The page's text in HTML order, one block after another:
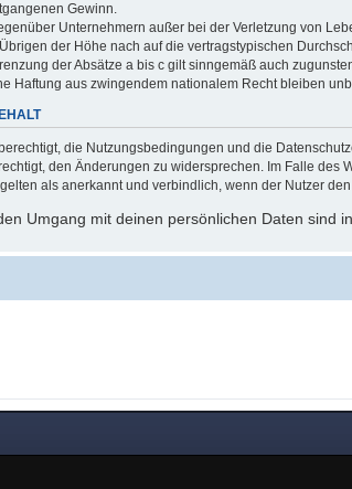
Gewinn.
Unternehmern außer bei der Verletzung von
der Höhe nach auf die vertragstypischen
der Absätze a bis c gilt sinngemäß auch
Haftung aus zwingendem nationalem Recht bleiben
die Nutzungsbedingungen und die
den Änderungen zu widersprechen. Im Falle des
als anerkannt und verbindlich, wenn der Nutzer
Umgang mit deinen persönlichen Daten sind